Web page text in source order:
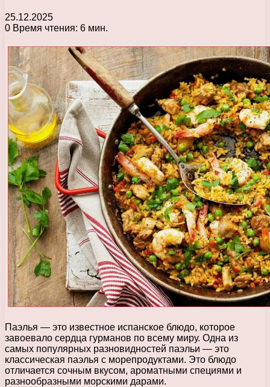
25.12.2025
0 Время чтения: 6 мин.
Паэлья — это известное испанское блюдо, которое
завоевало сердца гурманов по всему миру. Одна из
самых популярных разновидностей паэльи — это
классическая паэлья с морепродуктами. Это блюдо
отличается сочным вкусом, ароматными специями и
разнообразными морскими дарами.